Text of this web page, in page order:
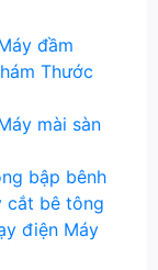
đầm
Thước
mài sàn
bập bênh
cắt bê tông
điện Máy